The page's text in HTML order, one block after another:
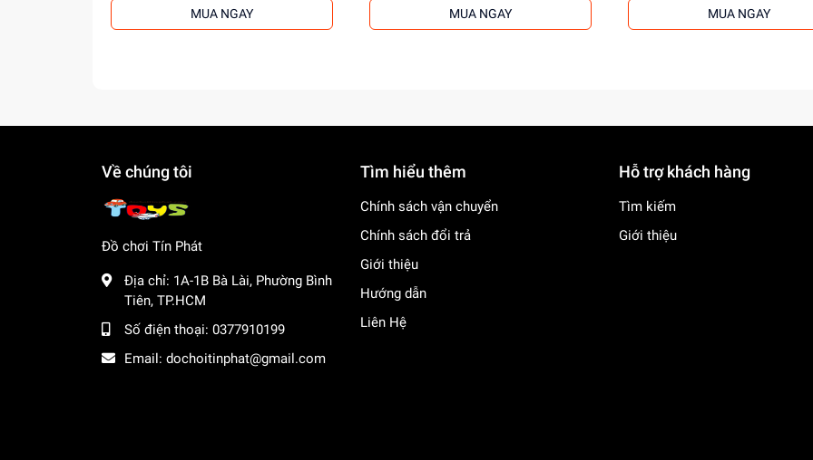
MUA NGAY MUA NGAY MUA NGAY
Về chúng tôi
Đồ chơi Tín Phát
Địa chỉ: 1A-1B Bà Lài, Phường Bình
Tiên, TP.HCM
Số điện thoại: 0377910199
Email: dochoitinphat@gmail.com
Tìm hiểu thêm
Chính sách vận chuyển
Chính sách đổi trả
Giới thiệu
Hướng dẫn
Liên Hệ
Hỗ trợ khách hàng
Tìm kiếm
Giới thiệu